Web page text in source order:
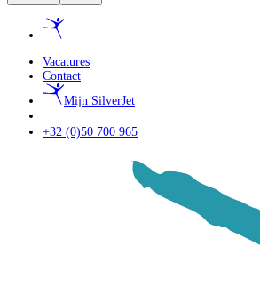
Vacatures
Contact
Mijn SilverJet
+32 (0)50 700 965